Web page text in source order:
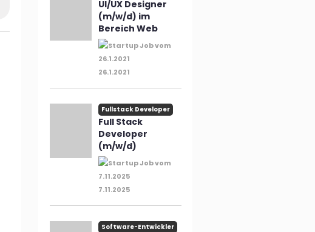
UI/UX Designer
(m/w/d) im
Bereich Web
26.1.2021
Fullstack Developer
Full Stack
Developer
(m/w/d)
7.11.2025
Software-Entwickler